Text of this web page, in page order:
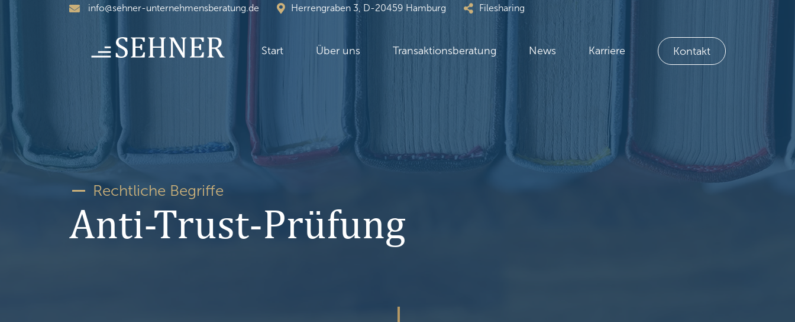
info@sehner-unternehmensberatung.de Herrengraben 3, D-20459 Hamburg Filesharing
Start Über uns Transaktionsberatung News Karriere Kontakt
Rechtliche Begriffe
Anti-Trust-Prüfung